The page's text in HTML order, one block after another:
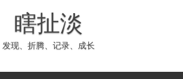
瞎扯淡
发现、折腾、记录、成长